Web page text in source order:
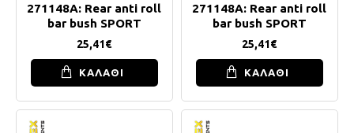
271148A: Rear anti roll
bar bush SPORT
25,41€
ΚΑΛΑΘΙ
271148A: Rear anti roll
bar bush SPORT
25,41€
ΚΑΛΑΘΙ